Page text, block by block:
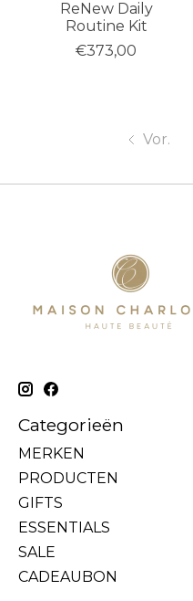
ReNew Daily
Routine Kit
€373,00
Vor.
Categorieën
MERKEN
PRODUCTEN
GIFTS
ESSENTIALS
SALE
CADEAUBON